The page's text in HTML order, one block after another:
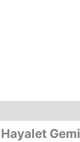
Hayalet Gemi